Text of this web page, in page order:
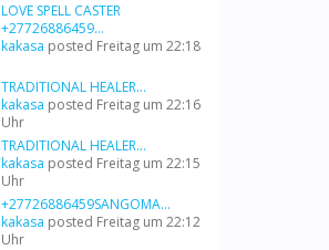
LOVE SPELL CASTER
+27726886459...
kakasa posted Freitag um 22:18
TRADITIONAL HEALER...
kakasa posted Freitag um 22:16
Uhr
TRADITIONAL HEALER...
kakasa posted Freitag um 22:15
Uhr
+27726886459SANGOMA...
kakasa posted Freitag um 22:12
Uhr